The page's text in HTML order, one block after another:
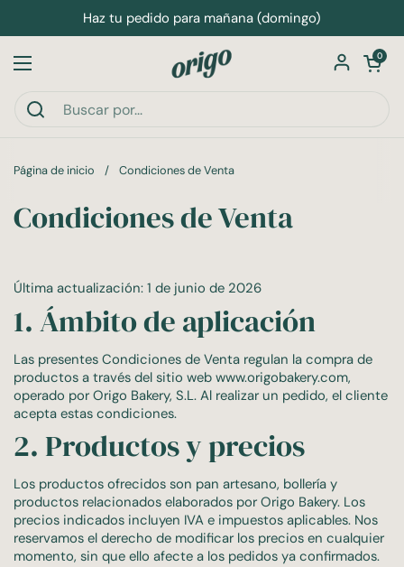
Ir al contenidoHaz tu pedido para mañana (domingo)
Abrir menú
Abrir
0
Página de inicio / Condiciones de Venta
Condiciones de Venta
Última actualización: 1 de junio de 2026
1. Ámbito de aplicación
Las presentes Condiciones de Venta regulan la compra de
productos a través del sitio web www.origobakery.com,
operado por Origo Bakery, S.L. Al realizar un pedido, el cliente
acepta estas condiciones.
2. Productos y precios
Los productos ofrecidos son pan artesano, bollería y
productos relacionados elaborados por Origo Bakery. Los
precios indicados incluyen IVA e impuestos aplicables. Nos
reservamos el derecho de modificar los precios en cualquier
momento, sin que ello afecte a los pedidos ya confirmados.